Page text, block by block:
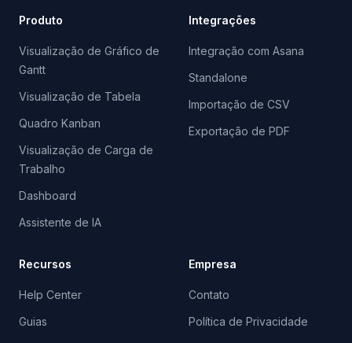
Produto
Visualização de Gráfico de
Gantt
Visualização de Tabela
Quadro Kanban
Visualização de Carga de
Trabalho
Dashboard
Assistente de IA
Integrações
Integração com Asana
Standalone
Importação de CSV
Exportação de PDF
Recursos
Help Center
Guias
Empresa
Contato
Política de Privacidade